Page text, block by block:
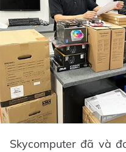
Skycomputer đã và